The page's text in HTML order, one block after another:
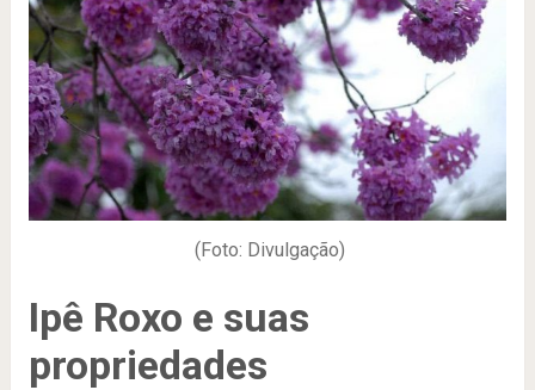
(Foto: Divulgação)
Ipê Roxo e suas
propriedades